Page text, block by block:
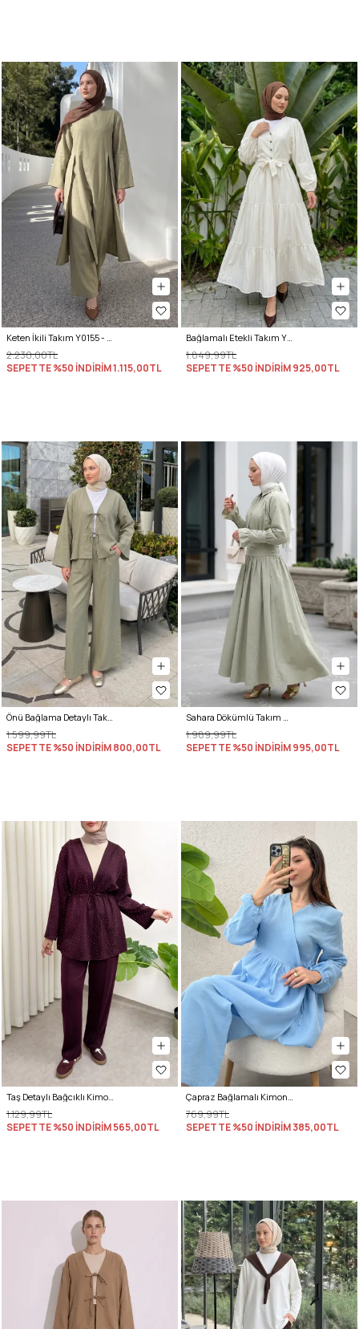
Keten İkili Takım Y0155 - AÇIK HAKİ
2.230,00TL
SEPETTE %50 İNDİRİM1.115,00TL
Bağlamalı Etekli Takım Y0149 - KREM
1.849,99TL
SEPETTE %50 İNDİRİM925,00TL
Önü Bağlama Detaylı Takım Y0143 - HAKİ
1.599,99TL
SEPETTE %50 İNDİRİM800,00TL
Sahara Dökümlü Takım 3008 - SU YEŞİLİ
1.989,99TL
SEPETTE %50 İNDİRİM995,00TL
Taş Detaylı Bağcıklı Kimono Takım 51712 - BORDO
1.129,99TL
SEPETTE %50 İNDİRİM565,00TL
Çapraz Bağlamalı Kimono Takım 43457 - MAVİ
769,99TL
SEPETTE %50 İNDİRİM385,00TL